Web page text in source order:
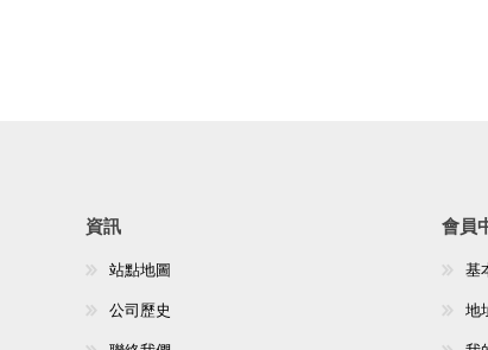
資訊
站點地圖
公司歷史
會員
基
地